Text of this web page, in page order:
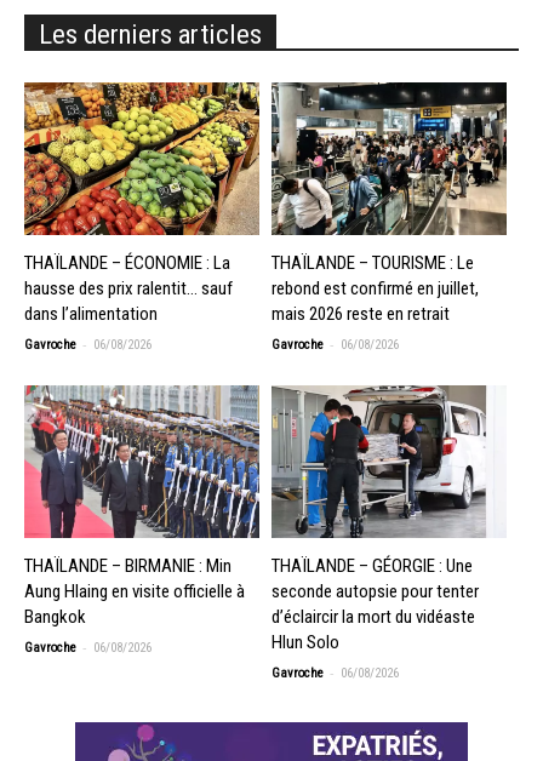
Les derniers articles
THAÏLANDE – ÉCONOMIE : La
hausse des prix ralentit… sauf
dans l’alimentation
Gavroche - 06/08/2026
THAÏLANDE – TOURISME : Le
rebond est confirmé en juillet,
mais 2026 reste en retrait
Gavroche - 06/08/2026
THAÏLANDE – BIRMANIE : Min
Aung Hlaing en visite officielle à
Bangkok
Gavroche - 06/08/2026
THAÏLANDE – GÉORGIE : Une
seconde autopsie pour tenter
d’éclaircir la mort du vidéaste
Hlun Solo
Gavroche - 06/08/2026